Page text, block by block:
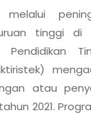
tinggi di
Pendidikan
atau
2021.